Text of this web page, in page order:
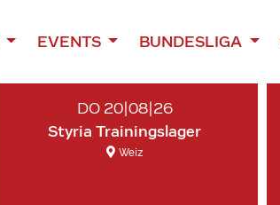
EVENTS BUNDESLIGA
DO 20|08|26
Styria Trainingslager
Weiz